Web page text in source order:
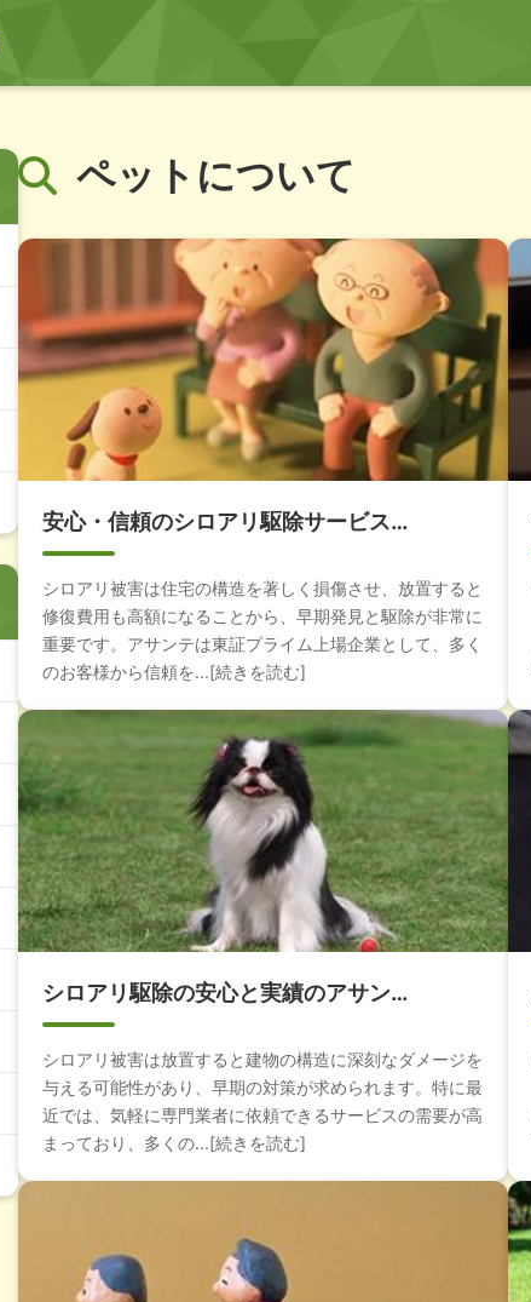
ペットについて
安心・信頼のシロアリ駆除サービス…
シロアリ被害は住宅の構造を著しく損傷させ、放置すると
修復費用も高額になることから、早期発見と駆除が非常に
重要です。アサンテは東証プライム上場企業として、多く
のお客様から信頼を...[続きを読む]
シロアリ駆除の安心と実績のアサン…
シロアリ被害は放置すると建物の構造に深刻なダメージを
与える可能性があり、早期の対策が求められます。特に最
近では、気軽に専門業者に依頼できるサービスの需要が高
まっており、多くの...[続きを読む]